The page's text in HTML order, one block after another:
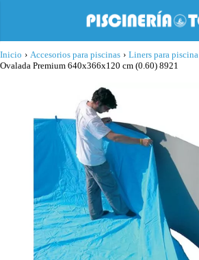
Inicio › Accesorios para piscinas › Liners para piscina
Ovalada Premium 640x366x120 cm (0.60) 8921